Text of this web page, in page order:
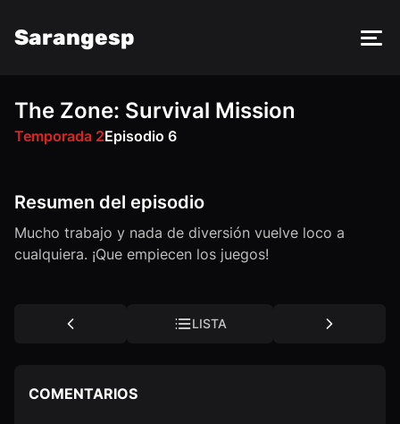
Sarangesp
The Zone: Survival Mission
Temporada 2Episodio 6
VK OK
Resumen del episodio
Mucho trabajo y nada de diversión vuelve loco a
cualquiera. ¡Que empiecen los juegos!
LISTA
COMENTARIOS